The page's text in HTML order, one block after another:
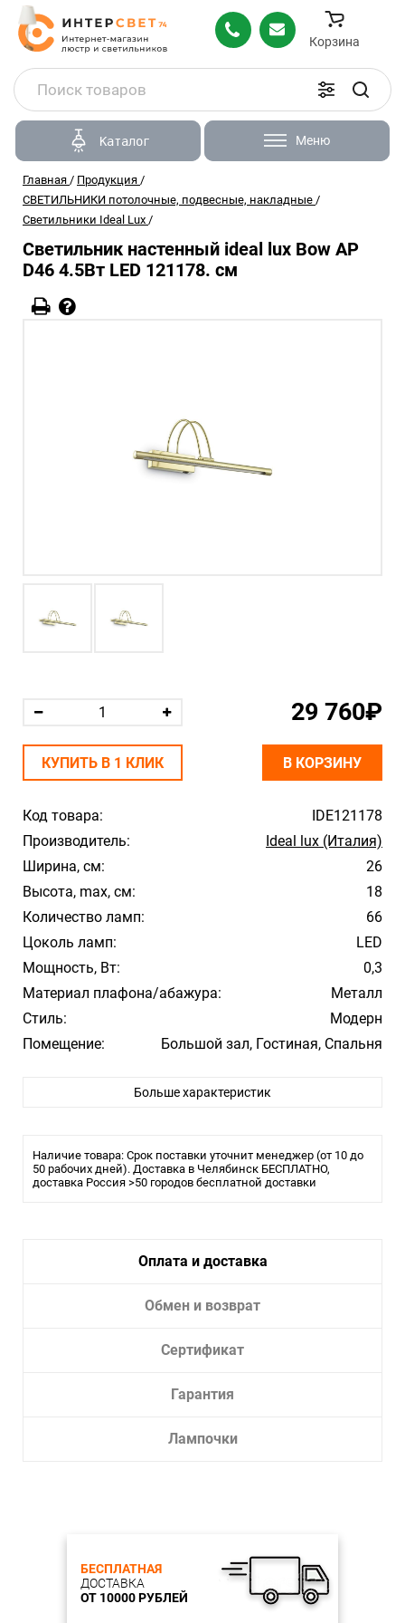
Корзина
Каталог Меню
Главная / Продукция /
СВЕТИЛЬНИКИ потолочные, подвесные, накладные /
Светильники Ideal Lux /
Светильник настенный ideal lux Bow AP
D46 4.5Вт LED 121178. см
Код товара:
IDE121178
Производитель:
Ideal lux (Италия)
Ширина, см:
26
Высота, max, см:
18
Количество ламп:
66
Цоколь ламп:
LED
Мощность, Вт:
0,3
Материал плафона/абажура:
Металл
Стиль:
Модерн
Помещение:
Большой зал, Гостиная, Спальня
Больше характеристик
Наличие товара: Срок поставки уточнит менеджер (от 10 до
50 рабочих дней). Доставка в Челябинск БЕСПЛАТНО,
доставка Россия >50 городов бесплатной доставки
29 760₽
КУПИТЬ В 1 КЛИК В КОРЗИНУ
Оплата и доставка
Обмен и возврат
Сертификат
Гарантия
Лампочки
БЕСПЛАТНАЯ
ДОСТАВКА
ОТ 10000 РУБЛЕЙ